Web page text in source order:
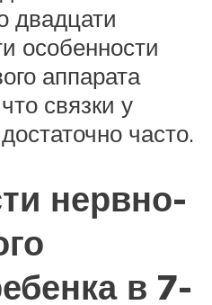
двадцати
особенности
аппарата
связки у
часто.
нервно-
в 7-